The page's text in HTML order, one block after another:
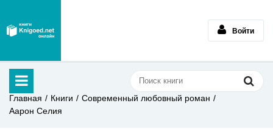
Войти
Главная Книги
Современный любовный роман
Аарон Селия